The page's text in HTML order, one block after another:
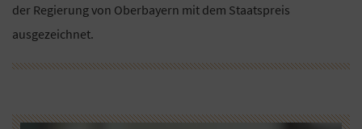
der Regierung von Oberbayern mit dem Staatspreis
ausgezeichnet.